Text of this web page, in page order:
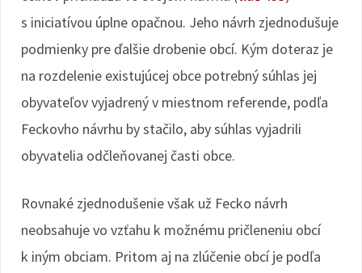
s iniciatívou úplne opačnou. Jeho návrh zjednodušuje
podmienky pre ďalšie drobenie obcí. Kým doteraz je
na rozdelenie existujúcej obce potrebný súhlas jej
obyvateľov vyjadrený v miestnom referende, podľa
Feckovho návrhu by stačilo, aby súhlas vyjadrili
obyvatelia odčleňovanej časti obce.
Rovnaké zjednodušenie však už Fecko návrh
neobsahuje vo vzťahu k možnému pričleneniu obcí
k iným obciam. Pritom aj na zlúčenie obcí je podľa